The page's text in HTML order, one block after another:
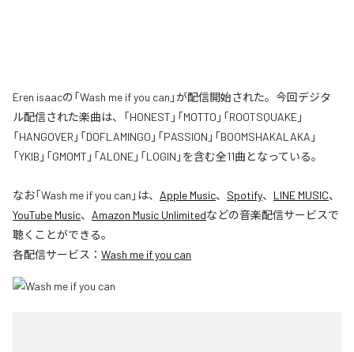
Eren isaacの「Wash me if you can」が配信開始された。今回デジタ
ル配信された楽曲は、「HONEST」「MOTTO」「ROOTSQUAKE」
「HANGOVER」「DOFLAMINGO」「PASSION」「BOOMSHAKALAKA」
「YKIB」「GMOMT」「ALONE」「LOGIN」を含む全11曲となっている。
なお「Wash me if you can 」は、 Apple Music、 Spotify、 LINE MUSIC、
YouTube Music、 Amazon Music Unlimitedなどの音楽配信サービスで
聴くことができる。
各配信サービス： Wash me if you can